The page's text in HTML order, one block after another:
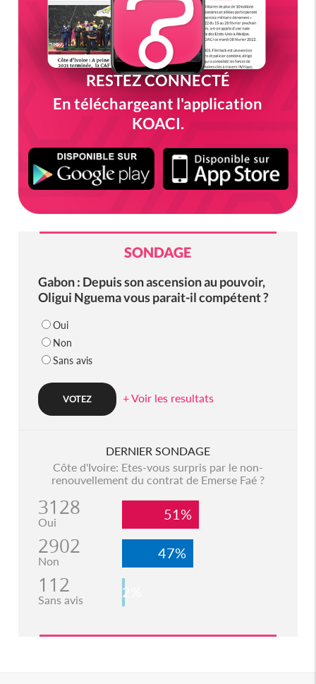
RESTEZ CONNECTÉ
En téléchargeant l'application
KOACI.
SONDAGE
Gabon : Depuis son ascension au pouvoir,
Oligui Nguema vous parait-il compétent ?
Oui
Non
Sans avis
+ Voir les resultats
DERNIER SONDAGE
Côte d'Ivoire: Etes-vous surpris par le non-
renouvellement du contrat de Emerse Faé ?
3128
Oui 51%
2902
Non 47%
112
Sans avis 2%